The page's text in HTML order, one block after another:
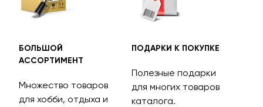
БОЛЬШОЙ
АССОРТИМЕНТ
Множество товаров
для хобби, отдыха и
ПОДАРКИ К ПОКУПКЕ
Полезные подарки
для многих товаров
каталога.